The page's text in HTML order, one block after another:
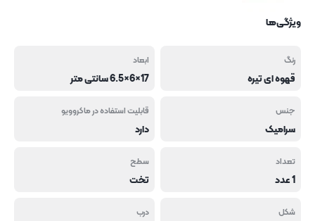
ویژگی‌ها
رنگ
قهوه ای تیره
ابعاد
17×6×6.5 سانتی متر
جنس
سرامیک
قابلیت استفاده در ماکروویو
دارد
تعداد
1 عدد
سطح
تخت
شکل درب